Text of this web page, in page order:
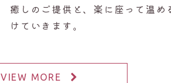
癒しのご提供と、楽に座って温
けていきます。
VIEW MORE